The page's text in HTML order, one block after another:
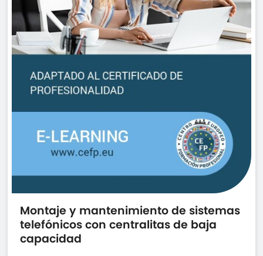
Montaje y mantenimiento de sistemas
telefónicos con centralitas de baja
capacidad